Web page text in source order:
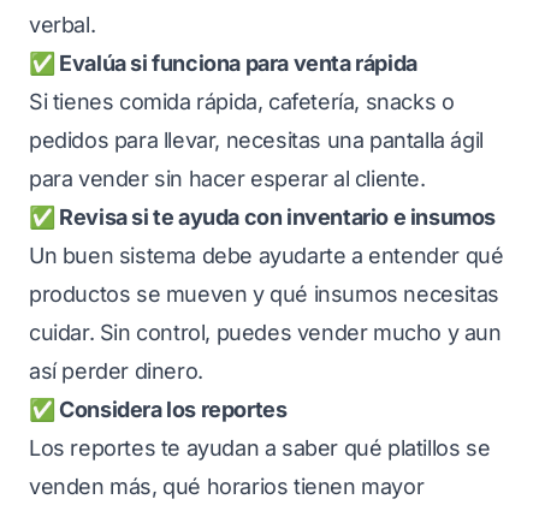
verbal.
✅ Evalúa si funciona para venta rápida
Si tienes comida rápida, cafetería, snacks o
pedidos para llevar, necesitas una pantalla ágil
para vender sin hacer esperar al cliente.
✅ Revisa si te ayuda con inventario e insumos
Un buen sistema debe ayudarte a entender qué
productos se mueven y qué insumos necesitas
cuidar. Sin control, puedes vender mucho y aun
así perder dinero.
✅ Considera los reportes
Los reportes te ayudan a saber qué platillos se
venden más, qué horarios tienen mayor